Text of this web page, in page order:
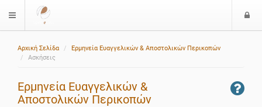
$langMenu
Αρχική Σελίδα
Ερμηνεία Ευαγγελικών & Αποστολικών Περικοπών
Ασκήσεις
Ερμηνεία Ευαγγελικών &
Αποστολικών Περικοπών